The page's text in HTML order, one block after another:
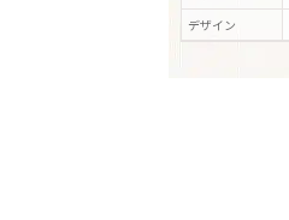
デザイン